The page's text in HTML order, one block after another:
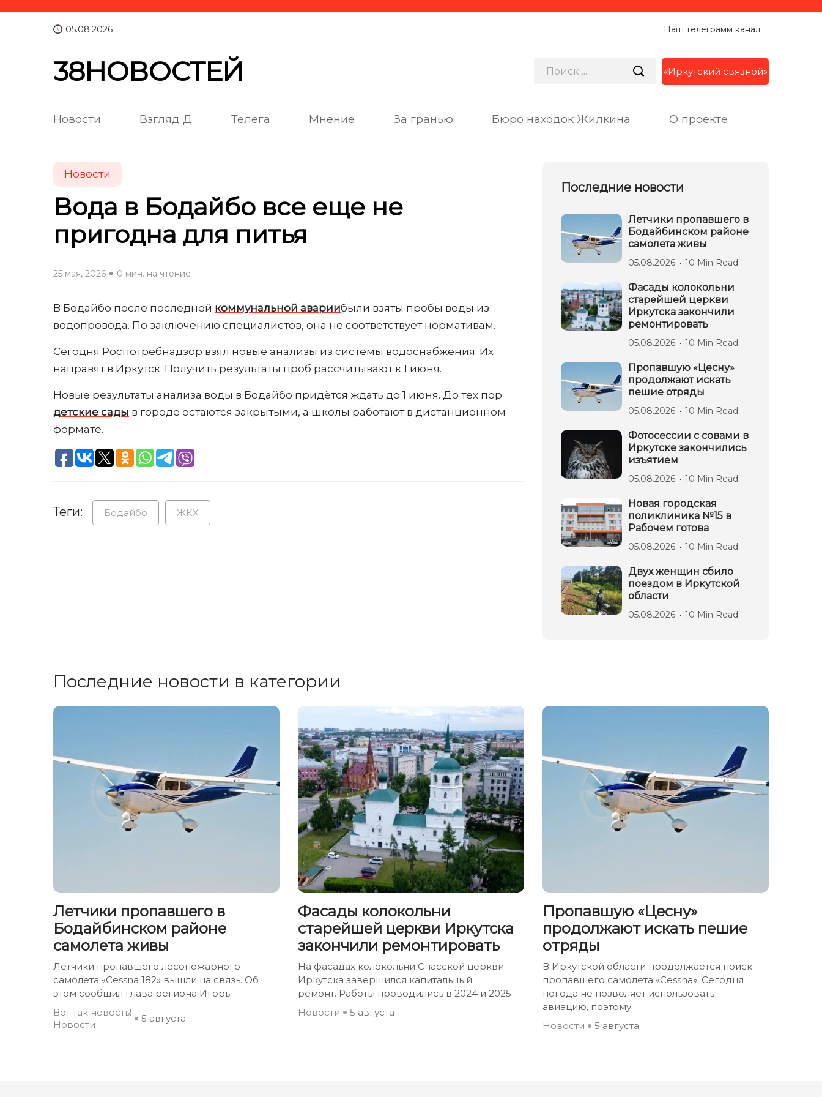
05.08.2026 Наш телеграмм канал
38НОВОСТЕЙ «Иркутский связной»
Новости Взгляд Д Телега Мнение За гранью Бюро находок Жилкина О проекте
Новости
Вода в Бодайбо все еще не
пригодна для питья
25 мая, 2026 0 мин. на чтение
В Бодайбо после последней коммунальной авариибыли взяты пробы воды из
водопровода. По заключению специалистов, она не соответствует нормативам.
Сегодня Роспотребнадзор взял новые анализы из системы водоснабжения. Их
направят в Иркутск. Получить результаты проб рассчитывают к 1 июня.
Новые результаты анализа воды в Бодайбо придётся ждать до 1 июня. До тех пор
детские сады в городе остаются закрытыми, а школы работают в дистанционном
формате.
Теги: Бодайбо ЖКХ
Последние новости
Летчики пропавшего в
Бодайбинском районе
самолета живы
05.08.2026 10 Min Read
Фасады колокольни
старейшей церкви
Иркутска закончили
ремонтировать
05.08.2026 10 Min Read
Пропавшую «Цесну»
продолжают искать
пешие отряды
05.08.2026 10 Min Read
Фотосессии с совами в
Иркутске закончились
изъятием
05.08.2026 10 Min Read
Новая городская
поликлиника №15 в
Рабочем готова
05.08.2026 10 Min Read
Двух женщин сбило
поездом в Иркутской
области
05.08.2026 10 Min Read
Последние новости в категории
Летчики пропавшего в
Бодайбинском районе
самолета живы
Летчики пропавшего лесопожарного
самолета «Cessna 182» вышли на связь. Об
этом сообщил глава региона Игорь
Вот так новость!
Новости
5 августа
Фасады колокольни
старейшей церкви Иркутска
закончили ремонтировать
На фасадах колокольни Спасской церкви
Иркутска завершился капитальный
ремонт. Работы проводились в 2024 и 2025
Новости
5 августа
Пропавшую «Цесну»
продолжают искать пешие
отряды
В Иркутской области продолжается поиск
пропавшего самолета «Cessna». Сегодня
погода не позволяет использовать
авиацию, поэтому
Новости
5 августа